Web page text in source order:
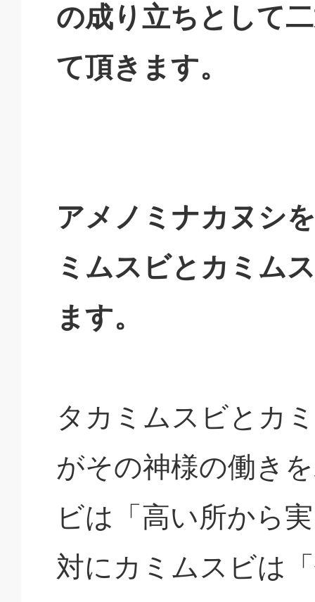
の成り立ちとして
て頂きます。
アメノミナカヌシ
ミムスビとカミム
ます。
タカミムスビとカ
がその神様の働き
ビは「高い所から
対にカミムスビは